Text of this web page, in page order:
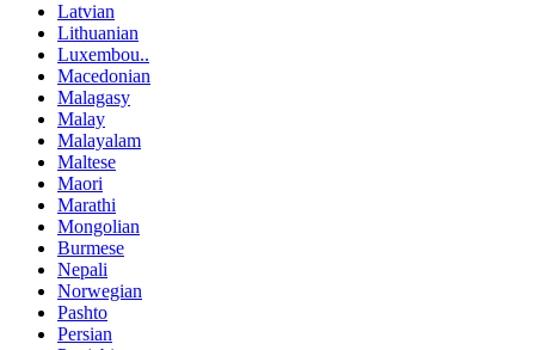
Latvian
Lithuanian
Luxembou..
Macedonian
Malagasy
Malay
Malayalam
Maltese
Maori
Marathi
Mongolian
Burmese
Nepali
Norwegian
Pashto
Persian